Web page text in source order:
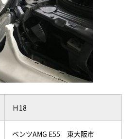
Ｈ18
ベンツAMG E55 東大阪市